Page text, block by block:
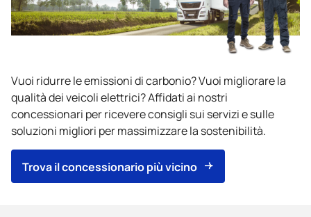
Vuoi ridurre le emissioni di carbonio? Vuoi migliorare la
qualità dei veicoli elettrici? Affidati ai nostri
concessionari per ricevere consigli sui servizi e sulle
soluzioni migliori per massimizzare la sostenibilità.
Trova il concessionario più vicino